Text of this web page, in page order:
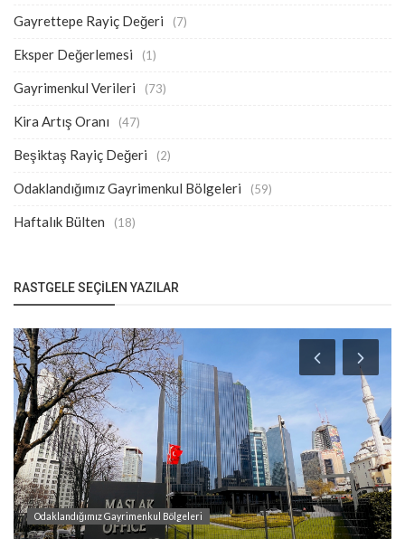
Gayrettepe Rayiç Değeri (7)
Eksper Değerlemesi (1)
Gayrimenkul Verileri (73)
Kira Artış Oranı (47)
Beşiktaş Rayiç Değeri (2)
Odaklandığımız Gayrimenkul Bölgeleri (59)
Haftalık Bülten (18)
RASTGELE SEÇILEN YAZILAR
Odaklandığımız Gayrimenkul Bölgeleri